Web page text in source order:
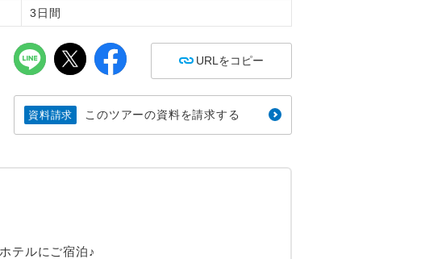
3日間
URLをコピー
資料請求 このツアーの資料を請求する
テルにご宿泊♪